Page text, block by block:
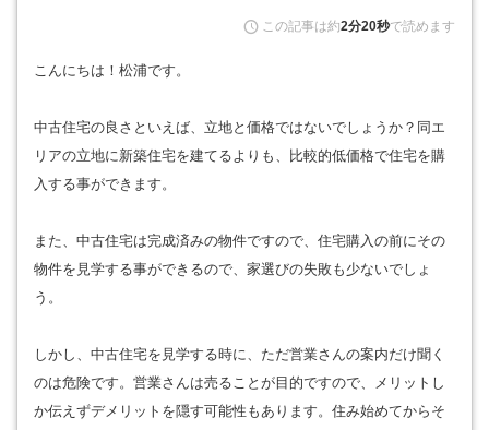
この記事は約2分20秒で読めます
こんにちは！松浦です。
中古住宅の良さといえば、立地と価格ではないでしょうか？同エ
リアの立地に新築住宅を建てるよりも、比較的低価格で住宅を購
入する事ができます。
また、中古住宅は完成済みの物件ですので、住宅購入の前にその
物件を見学する事ができるので、家選びの失敗も少ないでしょ
う。
しかし、中古住宅を見学する時に、ただ営業さんの案内だけ聞く
のは危険です。営業さんは売ることが目的ですので、メリットし
か伝えずデメリットを隠す可能性もあります。住み始めてからそ